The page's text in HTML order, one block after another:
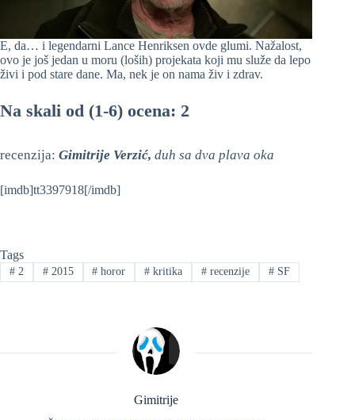
E, da… i legendarni Lance Henriksen ovde glumi. Nažalost,
ovo je još jedan u moru (loših) projekata koji mu služe da lepo
živi i pod stare dane. Ma, nek je on nama živ i zdrav.
Na skali od (1-6) ocena: 2
recenzija: Gimitrije Verzić, duh sa dva plava oka
[imdb]tt3397918[/imdb]
Tags
#2 #2015 # horor # kritika # recenzije #SF
Gimitrije